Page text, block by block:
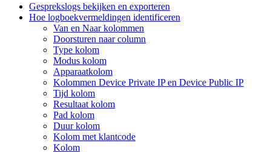
Gesprekslogs bekijken en exporteren
Hoe logboekvermeldingen identificeren
Van en Naar kolommen
Doorsturen naar column
Type kolom
Modus kolom
Apparaatkolom
Kolommen Device Private IP en Device Public IP
Tijd kolom
Resultaat kolom
Pad kolom
Duur kolom
Kolom met klantcode
Kolom